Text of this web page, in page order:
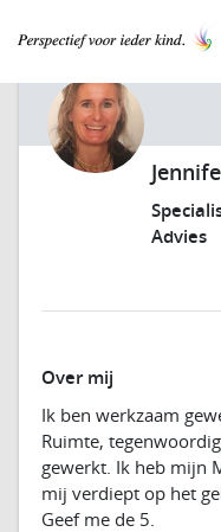
Advies
Over mij
Ik ben werkzaam
Ruimte,
gewerkt. Ik heb mijn
mij verdiept op het
Geef me de 5.